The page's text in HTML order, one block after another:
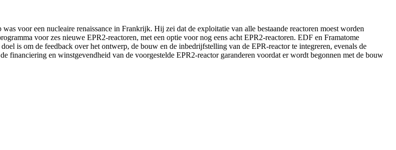
voor een nucleaire renaissance in Frankrijk. Hij zei dat de exploitatie van alle bestaande reactoren moest worden
voor zes nieuwe EPR2-reactoren, met een optie voor nog eens acht EPR2-reactoren. EDF en Framatome
is om de feedback over het ontwerp, de bouw en de inbedrijfstelling van de EPR-reactor te integreren, evenals de
financiering en winstgevendheid van de voorgestelde EPR2-reactor garanderen voordat er wordt begonnen met de bouw